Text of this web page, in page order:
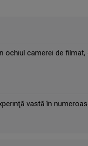
ochiul camerei de
vastă în